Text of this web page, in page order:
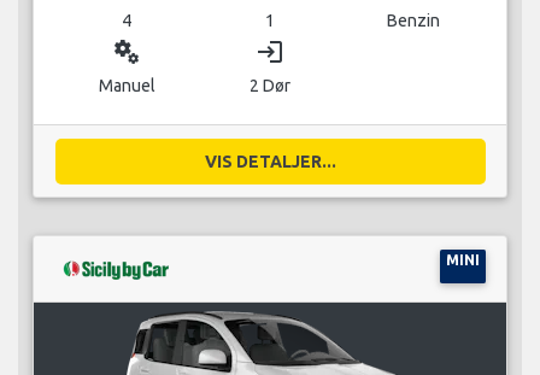
4 1 Benzin
miscellaneous_services
Manuel
login
2 Dør
VIS DETALJER...
MINI